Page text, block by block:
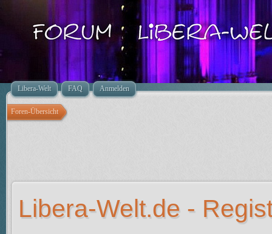
Libera-Welt FAQ Anmelden
Foren-Übersicht
Libera-Welt.de -